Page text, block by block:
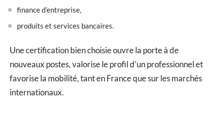
finance d’entreprise,
produits et services bancaires.
Une certification bien choisie ouvre la porte à de
nouveaux postes, valorise le profil d’un professionnel et
favorise la mobilité, tant en France que sur les marchés
internationaux.